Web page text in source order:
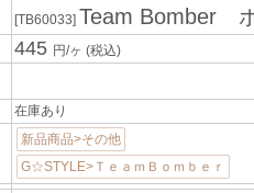
[TB60033] Team Bomber
445 円/ヶ (税込)
在庫あり
新品商品>その他
G☆STYLE>ＴｅａｍＢｏｍｂｅｒ